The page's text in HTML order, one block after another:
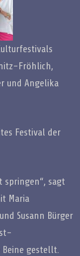
Fröhlich,
und Angelika
Festival der
springen“, sagt
Maria
Susann Bürger
Beine gestellt.